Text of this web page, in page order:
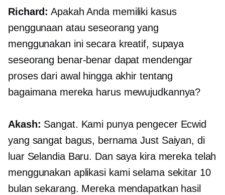
Richard: Apakah Anda memiliki kasus
penggunaan atau seseorang yang
menggunakan ini secara kreatif, supaya
seseorang benar-benar dapat mendengar
proses dari awal hingga akhir tentang
bagaimana mereka harus mewujudkannya?
Akash: Sangat. Kami punya pengecer Ecwid
yang sangat bagus, bernama Just Saiyan, di
luar Selandia Baru. Dan saya kira mereka telah
menggunakan aplikasi kami selama sekitar 10
bulan sekarang. Mereka mendapatkan hasil